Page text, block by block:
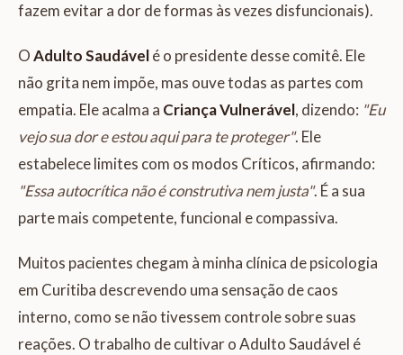
fazem evitar a dor de formas às vezes disfuncionais).
OAdulto Saudávelé o presidente desse comitê. Ele
não grita nem impõe, mas ouve todas as partes com
empatia. Ele acalma a Criança Vulnerável, dizendo: "Eu
vejo sua dor e estou aqui para te proteger". Ele
estabelece limites com os modos Críticos, afirmando:
"Essa autocrítica não é construtiva nem justa". É a sua
parte mais competente, funcional e compassiva.
Muitos pacientes chegam à minha clínica de psicologia
em Curitiba descrevendo uma sensação de caos
interno, como se não tivessem controle sobre suas
reações. O trabalho de cultivar o Adulto Saudável é